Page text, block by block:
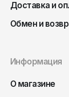
Доставка и
Обмен и
Информация
О магазине
Чита
Элиста
Якутск